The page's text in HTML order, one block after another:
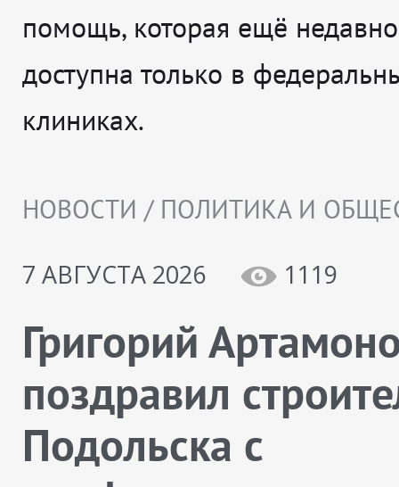
помощь, которая ещё
доступна только в
клиниках.
НОВОСТИ / ПОЛИТИКА И
7 АВГУСТА 2026
1119
Григорий
поздравил
Подольска с